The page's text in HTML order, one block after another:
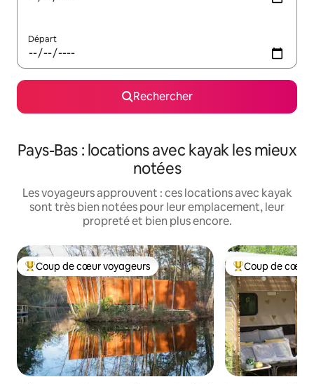
Départ
Rechercher
Pays-Bas : locations avec kayak les mieux
notées
Les voyageurs approuvent : ces locations avec kayak
sont très bien notées pour leur emplacement, leur
propreté et bien plus encore.
Coups de cœur voyageurs les plus appréciés
Coup de cœur voyageurs Coups de cœur
Coup de cœur